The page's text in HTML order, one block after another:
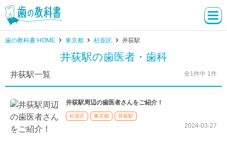
歯の教科書 HOME 東京都 杉並区 井荻駅
井荻駅の歯医者・歯科
井荻駅一覧 全1件中 1件
井荻駅周辺の歯医者さんをご紹介！
杉並区 東京都 井荻駅
2024-03-27